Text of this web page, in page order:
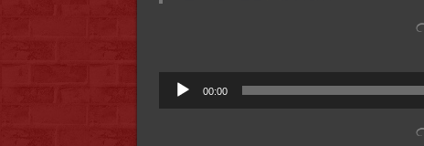
Audio
Player
00:00